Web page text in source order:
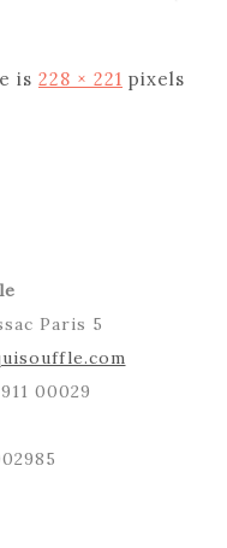
is 228 × 221 pixels
Paris 5
00029